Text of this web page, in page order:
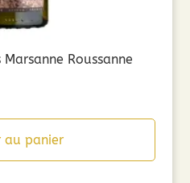
Roussanne
au panier